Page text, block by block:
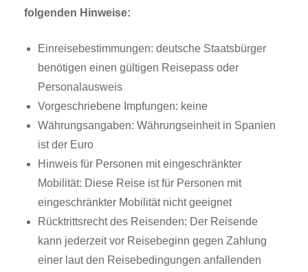
folgenden Hinweise:
Einreisebestimmungen: deutsche Staatsbürger
benötigen einen gültigen Reisepass oder
Personalausweis
Vorgeschriebene Impfungen: keine
Währungsangaben: Währungseinheit in Spanien
ist der Euro
Hinweis für Personen mit eingeschränkter
Mobilität: Diese Reise ist für Personen mit
eingeschränkter Mobilität nicht geeignet
Rücktrittsrecht des Reisenden: Der Reisende
kann jederzeit vor Reisebeginn gegen Zahlung
einer laut den Reisebedingungen anfallenden